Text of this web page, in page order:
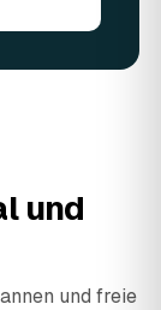
Anfrage an.
ersetzt
klären
und
und freie